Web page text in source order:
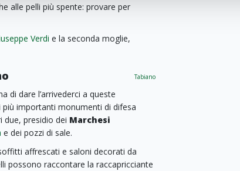
alle pelli più spente: provare per
Verdi e la seconda moglie,
Tabiano
di dare l’arrivederci a queste
più importanti monumenti di difesa
due, presidio dei Marchesi
e dei pozzi di sale.
affrescati e saloni decorati da
possono raccontare la raccapricciante